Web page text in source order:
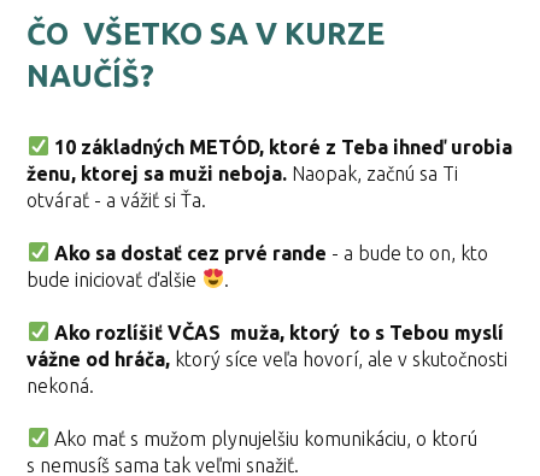
ČO VŠETKO SA V KURZE
NAUČÍŠ?
10 základných METÓD, ktoré z Teba ihneď urobia
ženu, ktorej sa muži neboja. Naopak, začnú sa Ti
otvárať - a vážiť si Ťa.
Ako sa dostať cez prvé rande - a bude to on, kto
bude iniciovať ďalšie
.
Ako rozlíšiť VČAS muža, ktorý to s Tebou myslí
vážne od hráča, ktorý síce veľa hovorí, ale v skutočnosti
nekoná.
Ako mať s mužom plynujelšiu komunikáciu, o ktorú
s nemusíš sama tak veľmi snažiť.